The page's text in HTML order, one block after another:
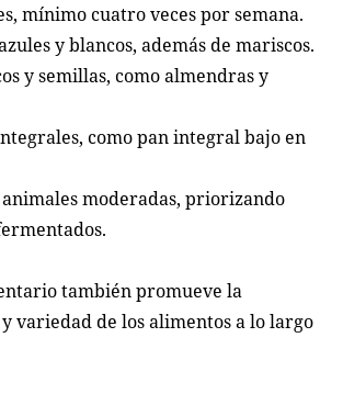
mínimo cuatro veces por semana.
y blancos, además de mariscos.
y semillas, como almendras y
como pan integral bajo en
moderadas, priorizando
también promueve la
variedad de los alimentos a lo largo